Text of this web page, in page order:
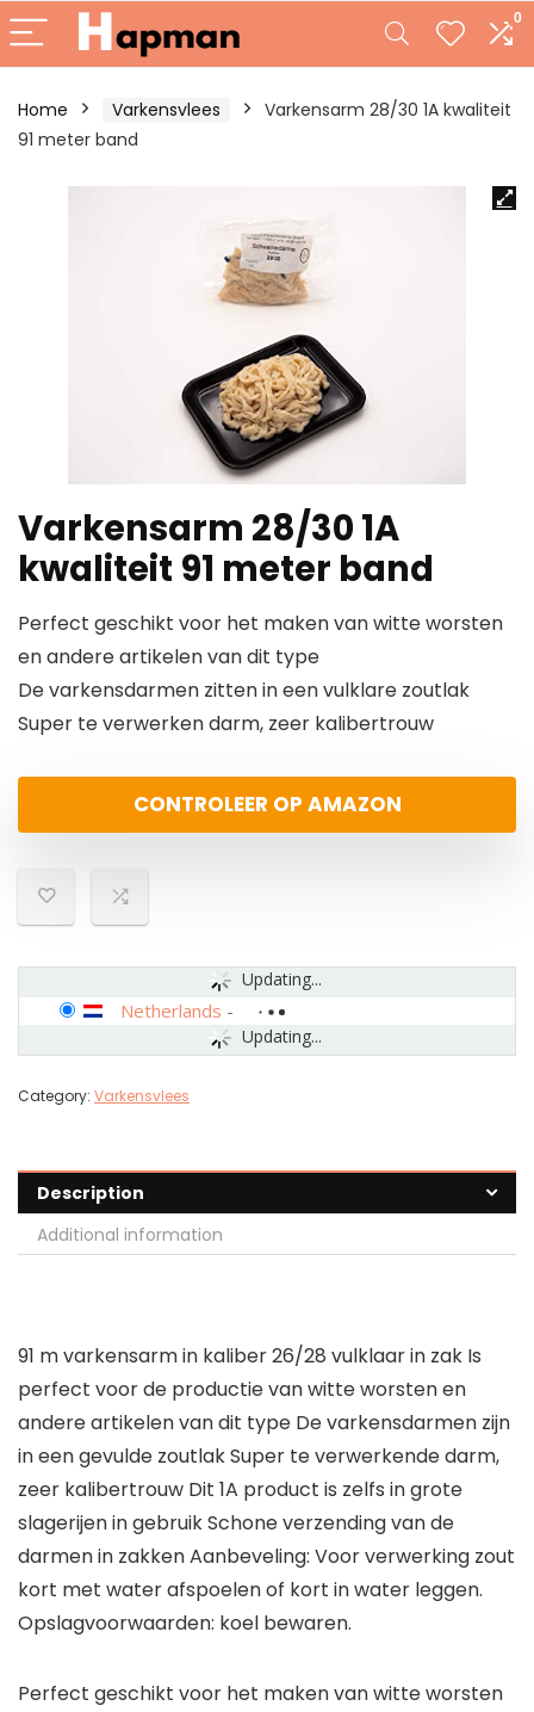
0
Home Varkensvlees
Varkensarm 28/30 1A kwaliteit
91 meter band
Varkensarm 28/30 1A
kwaliteit 91 meter band
Perfect geschikt voor het maken van witte worsten
en andere artikelen van dit type
De varkensdarmen zitten in een vulklare zoutlak
Super te verwerken darm, zeer kalibertrouw
CONTROLEER OP AMAZON
Updating...
Updating...
Netherlands -
Category: Varkensvlees
Description
Additional information
91 m varkensarm in kaliber 26/28 vulklaar in zak Is
perfect voor de productie van witte worsten en
andere artikelen van dit type De varkensdarmen zijn
in een gevulde zoutlak Super te verwerkende darm,
zeer kalibertrouw Dit 1A product is zelfs in grote
slagerijen in gebruik Schone verzending van de
darmen in zakken Aanbeveling: Voor verwerking zout
kort met water afspoelen of kort in water leggen.
Opslagvoorwaarden: koel bewaren.
Perfect geschikt voor het maken van witte worsten